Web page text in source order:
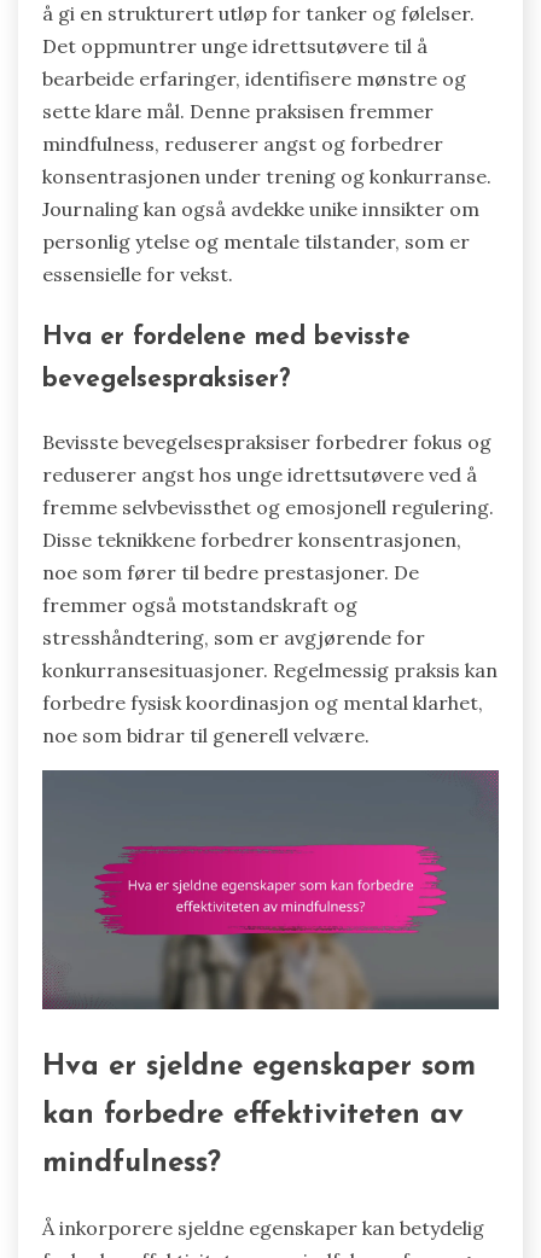
å gi en strukturert utløp for tanker og følelser.
Det oppmuntrer unge idrettsutøvere til å
bearbeide erfaringer, identifisere mønstre og
sette klare mål. Denne praksisen fremmer
mindfulness, reduserer angst og forbedrer
konsentrasjonen under trening og konkurranse.
Journaling kan også avdekke unike innsikter om
personlig ytelse og mentale tilstander, som er
essensielle for vekst.
Hva er fordelene med bevisste
bevegelsespraksiser?
Bevisste bevegelsespraksiser forbedrer fokus og
reduserer angst hos unge idrettsutøvere ved å
fremme selvbevissthet og emosjonell regulering.
Disse teknikkene forbedrer konsentrasjonen,
noe som fører til bedre prestasjoner. De
fremmer også motstandskraft og
stresshåndtering, som er avgjørende for
konkurransesituasjoner. Regelmessig praksis kan
forbedre fysisk koordinasjon og mental klarhet,
noe som bidrar til generell velvære.
Hva er sjeldne egenskaper som
kan forbedre effektiviteten av
mindfulness?
Å inkorporere sjeldne egenskaper kan betydelig